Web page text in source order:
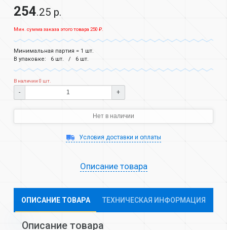
254.25 р.
Мин. сумма заказа этого товара 250 ₽.
Минимальная партия = 1 шт.
В упаковке:
6 шт. 6 шт.
В наличии 0 шт.
- +
Нет в наличии
Условия доставки и оплаты
Описание товара
ОПИСАНИЕ ТОВАРА ТЕХНИЧЕСКАЯ ИНФОРМАЦИЯ
Описание товара